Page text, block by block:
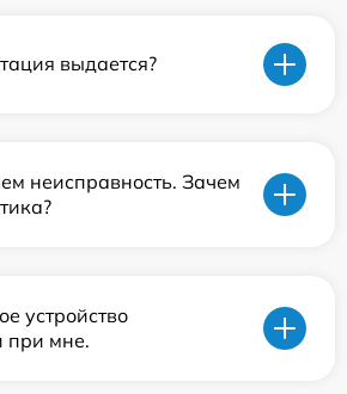
выдается?
неисправность. Зачем
устройство
при мне.